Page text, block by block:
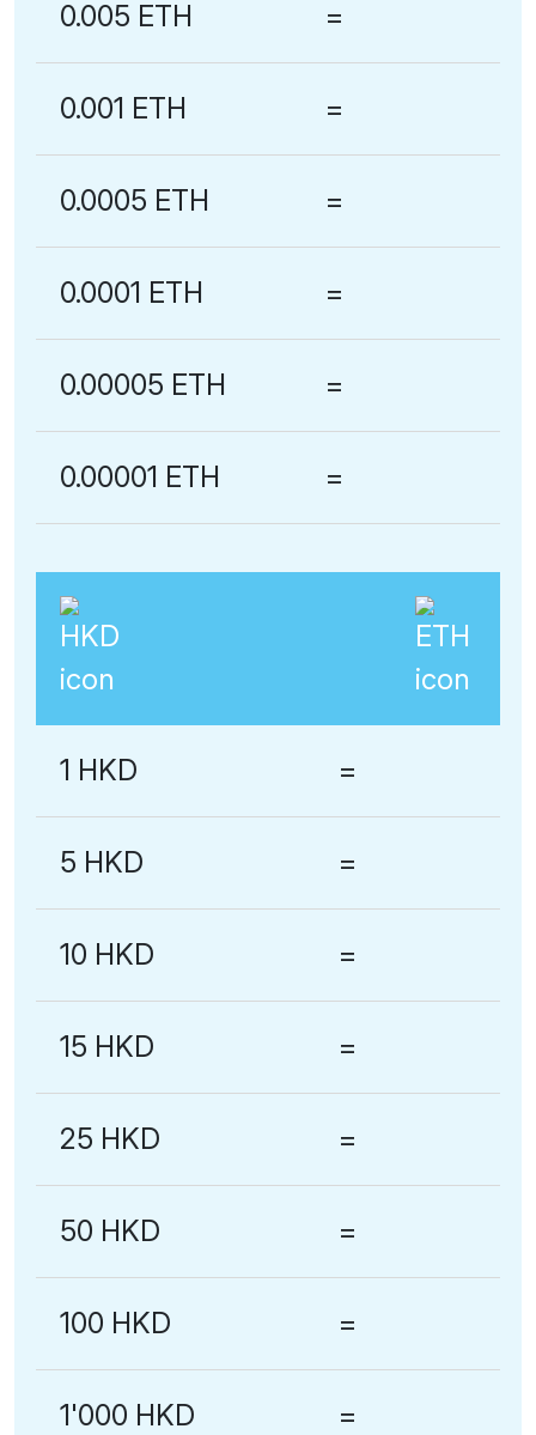
0.005 ETH =
0.001 ETH =
0.0005 ETH =
0.0001 ETH =
0.00005 ETH =
0.00001 ETH =
1 HKD =
5 HKD =
10 HKD =
15 HKD =
25 HKD =
50 HKD =
100 HKD =
1'000 HKD =